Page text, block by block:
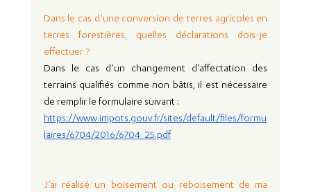
Dans le cas d’une conversion de terres agricoles en
terres forestières, quelles déclarations dois-je
effectuer ?
Dans le cas d’un changement d’affectation des
terrains qualifiés comme non bâtis, il est nécessaire
de remplir le formulaire suivant :
https://www.impots.gouv.fr/sites/default/files/formu
laires/6704/2016/6704_25.pdf
J’ai réalisé un boisement ou reboisement de ma